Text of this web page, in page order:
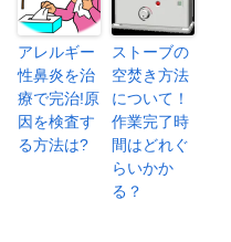
アレルギー
性鼻炎を治
療で完治!原
因を検査す
る方法は?
ストーブの
空焚き方法
について！
作業完了時
間はどれぐ
らいかか
る？